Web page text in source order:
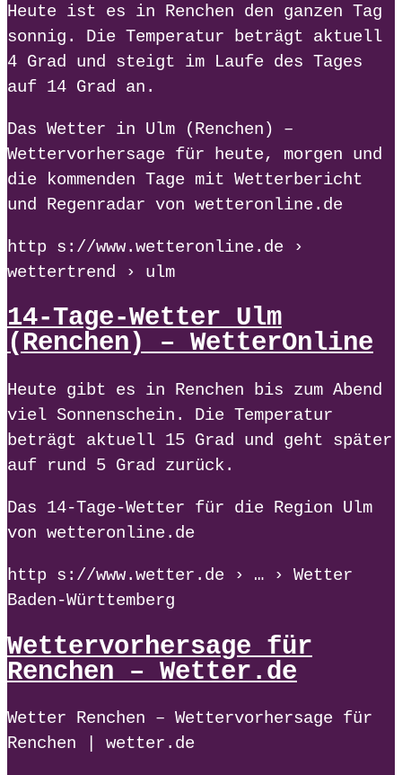
Heute ist es in Renchen den ganzen Tag
sonnig. Die Temperatur beträgt aktuell
4 Grad und steigt im Laufe des Tages
auf 14 Grad an.
Das Wetter in Ulm (Renchen) –
Wettervorhersage für heute, morgen und
die kommenden Tage mit Wetterbericht
und Regenradar von wetteronline.de
http s://www.wetteronline.de ›
wettertrend › ulm
14-Tage-Wetter Ulm
(Renchen) – WetterOnline
Heute gibt es in Renchen bis zum Abend
viel Sonnenschein. Die Temperatur
beträgt aktuell 15 Grad und geht später
auf rund 5 Grad zurück.
Das 14-Tage-Wetter für die Region Ulm
von wetteronline.de
http s://www.wetter.de › … › Wetter
Baden-Württemberg
Wettervorhersage für
Renchen – Wetter.de
Wetter Renchen – Wettervorhersage für
Renchen | wetter.de